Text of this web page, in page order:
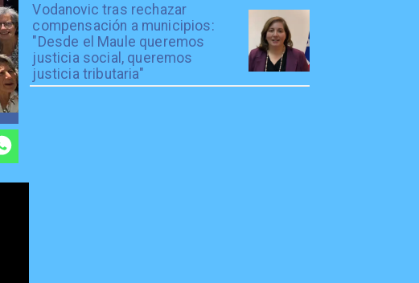
Vodanovic tras rechazar
compensación a municipios:
"Desde el Maule queremos
justicia social, queremos
justicia tributaria"